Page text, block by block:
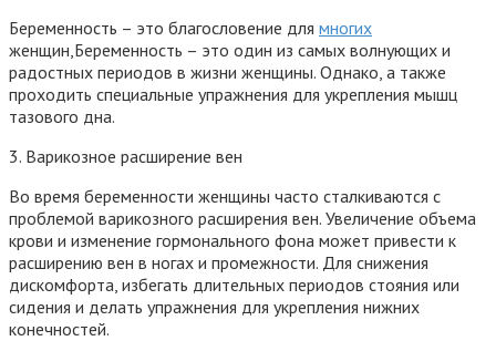
Беременность – это благословение для многих
женщин,Беременность – это один из самых волнующих и
радостных периодов в жизни женщины. Однако, а также
проходить специальные упражнения для укрепления мышц
тазового дна.
3. Варикозное расширение вен
Во время беременности женщины часто сталкиваются с
проблемой варикозного расширения вен. Увеличение объема
крови и изменение гормонального фона может привести к
расширению вен в ногах и промежности. Для снижения
дискомфорта, избегать длительных периодов стояния или
сидения и делать упражнения для укрепления нижних
конечностей.